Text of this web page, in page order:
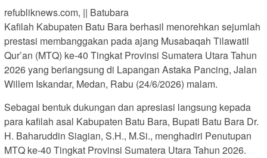
refubliknews.com, || Batubara
Kafilah Kabupaten Batu Bara berhasil menorehkan sejumlah
prestasi membanggakan pada ajang Musabaqah Tilawatil
Qur’an (MTQ) ke-40 Tingkat Provinsi Sumatera Utara Tahun
2026 yang berlangsung di Lapangan Astaka Pancing, Jalan
Willem Iskandar, Medan, Rabu (24/6/2026) malam.
Sebagai bentuk dukungan dan apresiasi langsung kepada
para kafilah asal Kabupaten Batu Bara, Bupati Batu Bara Dr.
H. Baharuddin Siagian, S.H., M.Si., menghadiri Penutupan
MTQ ke-40 Tingkat Provinsi Sumatera Utara Tahun 2026.